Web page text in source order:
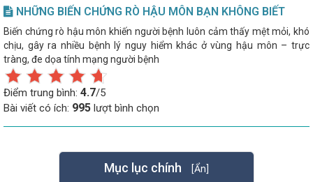
NHỮNG BIẾN CHỨNG RÒ HẬU MÔN BẠN KHÔNG BIẾT
Biến chứng rò hậu môn khiến người bệnh luôn cảm thấy mệt mỏi, khó
chịu, gây ra nhiều bệnh lý nguy hiểm khác ở vùng hậu môn – trực
tràng, đe dọa tính mạng người bệnh
Điểm trung bình: 4.7/5
Bài viết có ích: 995 lượt bình chọn
Mục lục chính [Ẩn]